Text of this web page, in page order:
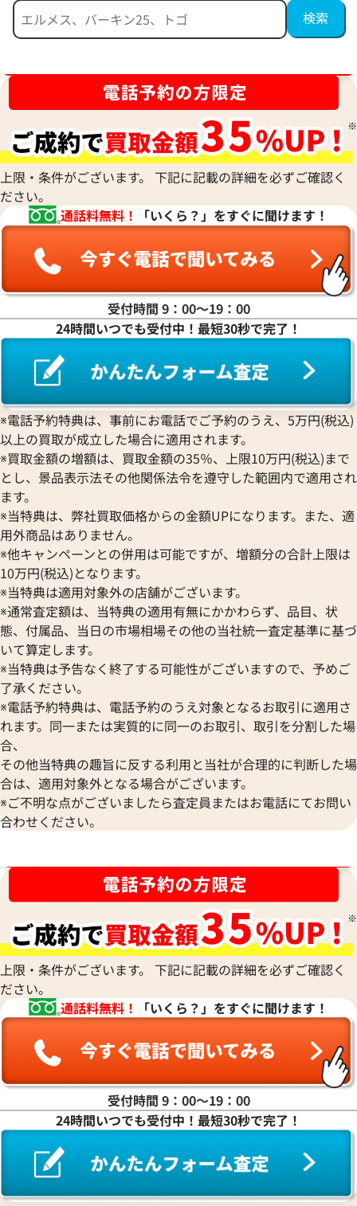
エルメス ケリーデペッシュ34 □I刻印
参考買取価格
ASK
2023年3月18日時点
エルメス ケリー
参考買取価格
ASK
2023年1月18日時
エルメス ケリーデペッシュ38 □I刻印
参考買取価格
ASK
2023年2月18日時点
エルメス ケリー
参考買取価格
2022年10月18日
エルメス ケリーデペッシュ34 □N刻印
参考買取価格
ASK
2024年8月17日時点
エルメス ケリー
参考買取価格
ASK
2022年3月18日時
上限・条件がございます。 下記に記載の詳細を必ずご確認く
ださい。
通話料無料！
「いくら？」をすぐに聞けます！
受付時間 9：00〜19：00
24時間いつでも受付中！最短30秒で完了！
※電話予約特典は、事前にお電話でご予約のうえ、5万円(税込)
以上の買取が成立した場合に適用されます。
※買取金額の増額は、買取金額の35％、上限10万円(税込)まで
とし、景品表示法その他関係法令を遵守した範囲内で適用され
ます。
※当特典は、弊社買取価格からの金額UPになります。また、適
用外商品はありません。
※他キャンペーンとの併用は可能ですが、増額分の合計上限は
10万円(税込)となります。
※当特典は適用対象外の店舗がございます。
※通常査定額は、当特典の適用有無にかかわらず、品目、状
態、付属品、当日の市場相場その他の当社統一査定基準に基づ
いて算定します。
※当特典は予告なく終了する可能性がございますので、予めご
了承ください。
※電話予約特典は、電話予約のうえ対象となるお取引に適用さ
れます。同一または実質的に同一のお取引、取引を分割した場
合、
その他当特典の趣旨に反する利用と当社が合理的に判断した場
合は、適用対象外となる場合がございます。
※ご不明な点がございましたら査定員またはお電話にてお問い
合わせください。
上限・条件がございます。 下記に記載の詳細を必ずご確認く
ださい。
通話料無料！
「いくら？」をすぐに聞けます！
受付時間 9：00〜19：00
24時間いつでも受付中！最短30秒で完了！